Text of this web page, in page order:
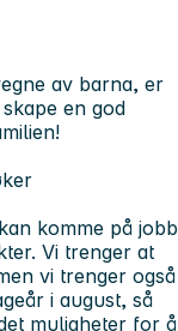
av barna, er
en god
komme på jobb
Vi trenger at
vi trenger også
i august, så
muligheter for å